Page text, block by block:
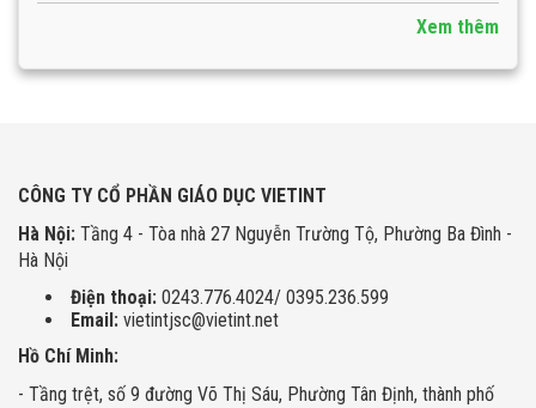
Xem thêm
CÔNG TY CỔ PHẦN GIÁO DỤC VIETINT
Hà Nội: Tầng 4 - Tòa nhà 27 Nguyễn Trường Tộ, Phường Ba Đình -
Hà Nội
Điện thoại: 0243.776.4024/ 0395.236.599
Email: vietintjsc@vietint.net
Hồ Chí Minh:
- Tầng trệt, số 9 đường Võ Thị Sáu, Phường Tân Định, thành phố